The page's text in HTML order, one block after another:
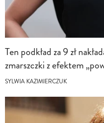
Ten podkład za 9 zł
zmarszczki z efektem
SYLWIA KAZIMIERCZUK